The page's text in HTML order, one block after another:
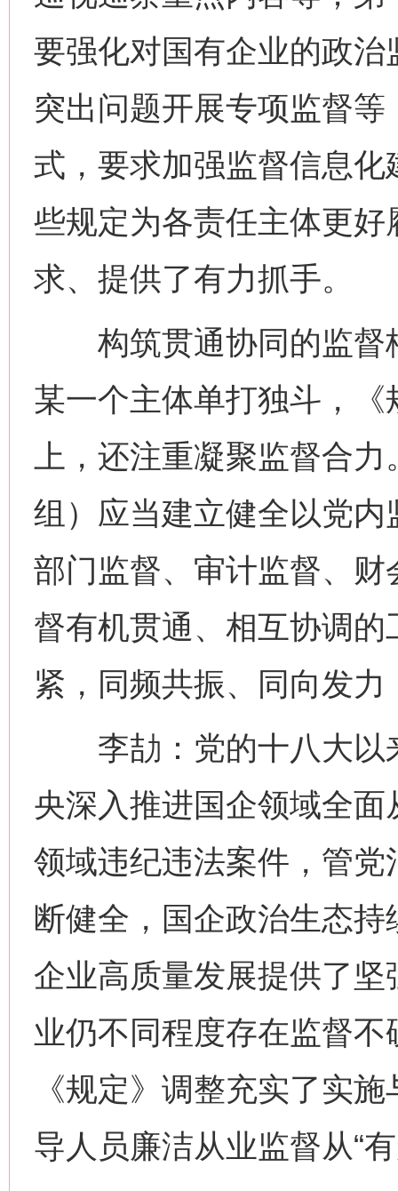
要强化对国有企业的政
突出问题开展专项监督
式，要求加强监督信息
些规定为各责任主体更
求、提供了有力抓手。
构筑贯通协同的监督
某一个主体单打独斗，
上，还注重凝聚监督合
组）应当建立健全以党
部门监督、审计监督、
督有机贯通、相互协调
紧，同频共振、同向发
李劼：党的十八大以
央深入推进国企领域全
领域违纪违法案件，管
断健全，国企政治生态
企业高质量发展提供了
业仍不同程度存在监督
《规定》调整充实了实
导人员廉洁从业监督从“